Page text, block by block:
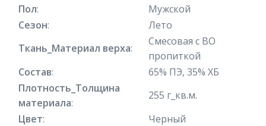
Пол:
Мужской
Сезон:
Лето
Ткань_Материал верха:
Смесовая с ВО
пропиткой
Состав:
65% ПЭ, 35% ХБ
Плотность_Толщина
материала:
255 г_кв.м.
Цвет:
Черный